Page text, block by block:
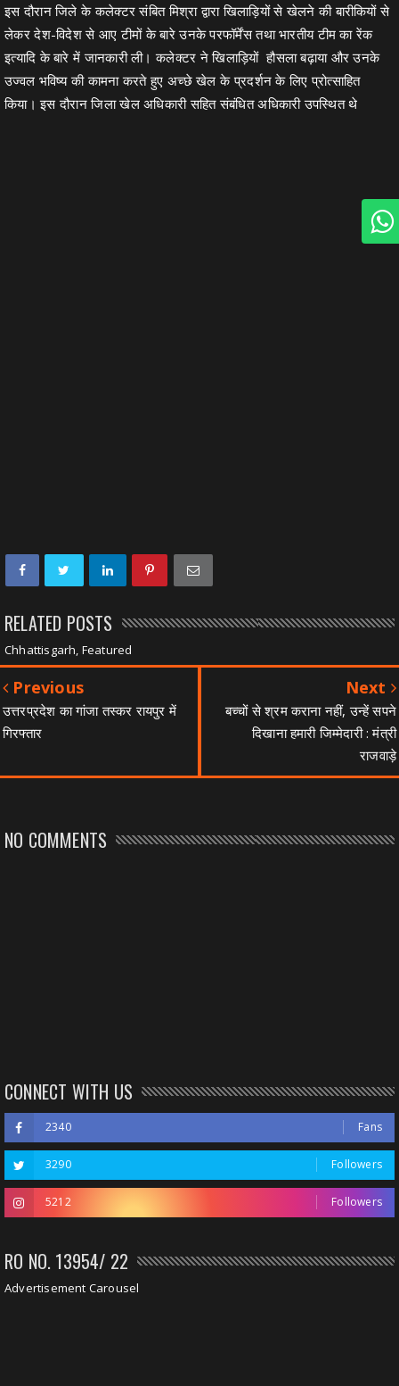
इस दौरान जिले के कलेक्टर संबित मिश्रा द्वारा खिलाड़ियों से खेलने की बारीकियों से
लेकर देश-विदेश से आए टीमों के बारे उनके परफॉर्मेंस तथा भारतीय टीम का रेंक
इत्यादि के बारे में जानकारी ली। कलेक्टर ने खिलाड़ियों हौसला बढ़ाया और उनके
उज्वल भविष्य की कामना करते हुए अच्छे खेल के प्रदर्शन के लिए प्रोत्साहित
किया। इस दौरान जिला खेल अधिकारी सहित संबंधित अधिकारी उपस्थित थे
RELATED POSTS
Chhattisgarh, Featured
Previous
उत्तरप्रदेश का गांजा तस्कर रायपुर में
गिरफ्तार
Next
बच्चों से श्रम कराना नहीं, उन्हें सपने
दिखाना हमारी जिम्मेदारी : मंत्री
राजवाड़े
NO COMMENTS
CONNECT WITH US
2340 Fans
3290 Followers
5212 Followers
RO NO. 13954/ 22
Advertisement Carousel